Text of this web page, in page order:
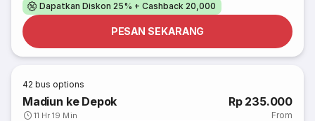
Dapatkan Diskon 25% + Cashback 20,000
PESAN SEKARANG
42 bus options
Madiun ke Depok
11 Hr 19 Min
Rp 235.000
From